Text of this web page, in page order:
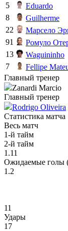
5
Eduardo
8
Guilherme
22
Марсело
91
Ромуло
13
Waguininho
7
Fellipe
Главный тренер
Zanardi Marcio
Главный тренер
Rodrigo Oliveira
Статистика матча
Весь матч
1-й тайм
2-й тайм
1.11
Ожидаемые голы
1.2
11
Удары
17